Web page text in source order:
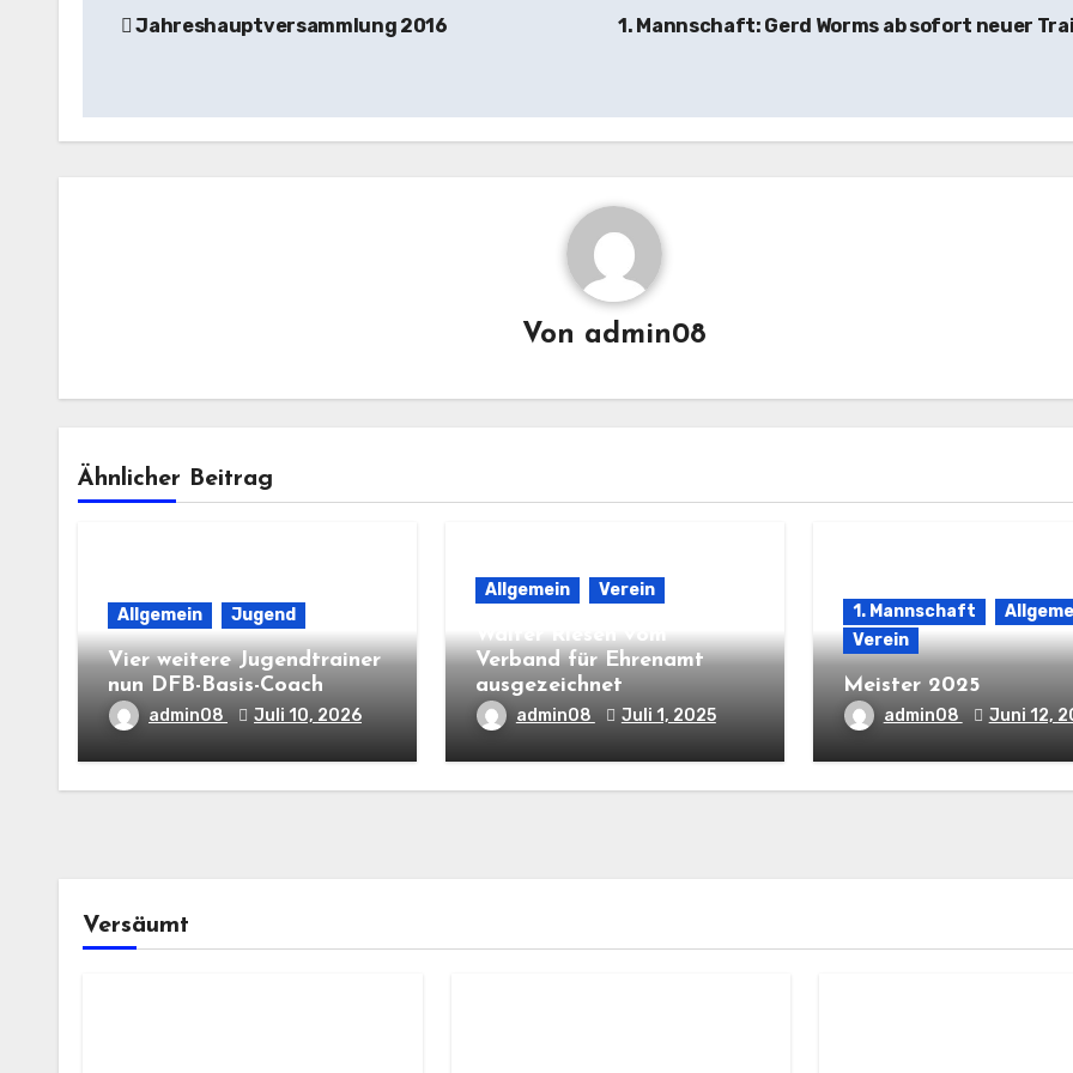
Jahreshauptversammlung 2016 1. Mannschaft: Gerd Worms ab sofort neuer
Von admin08
Ähnlicher Beitrag
Allgemein Jugend
Vier weitere Jugendtrainer
nun DFB-Basis-Coach
admin08 Juli 10, 2026
Allgemein Verein
Walter Riesen vom
Verband für Ehrenamt
ausgezeichnet
admin08 Juli 1, 2025
1. Mannschaft
Verein
Meister 2025
admin08 Juni 12,
Versäumt